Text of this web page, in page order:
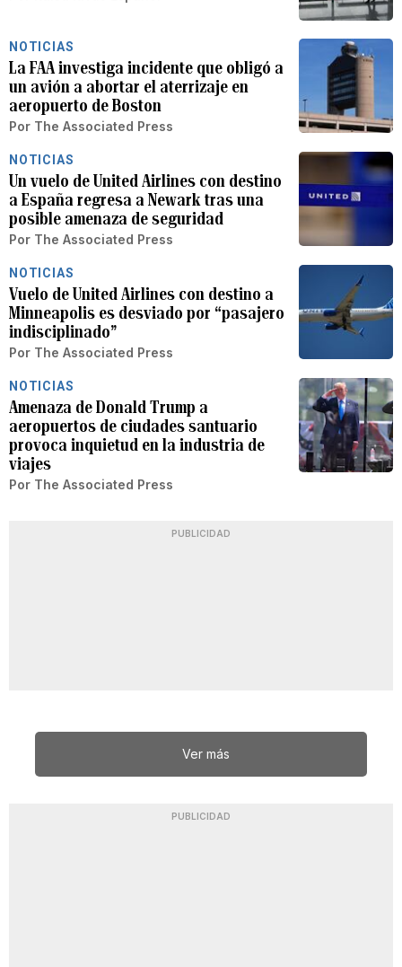
NOTICIAS
La FAA investiga incidente que obligó a
un avión a abortar el aterrizaje en
aeropuerto de Boston
Por The Associated Press
NOTICIAS
Un vuelo de United Airlines con destino
a España regresa a Newark tras una
posible amenaza de seguridad
Por The Associated Press
NOTICIAS
Vuelo de United Airlines con destino a
Minneapolis es desviado por “pasajero
indisciplinado”
Por The Associated Press
NOTICIAS
Amenaza de Donald Trump a
aeropuertos de ciudades santuario
provoca inquietud en la industria de
viajes
Por The Associated Press
PUBLICIDAD
Ver más
PUBLICIDAD